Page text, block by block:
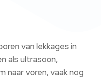
van lekkages in
als ultrasoon,
naar voren, vaak nog